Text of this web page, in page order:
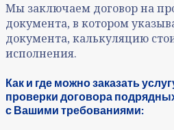
Мы заключаем договор на
документа, в котором
документа, калькуляцию
исполнения.
Как и где можно заказать
проверки договора
с Вашими требованиями: